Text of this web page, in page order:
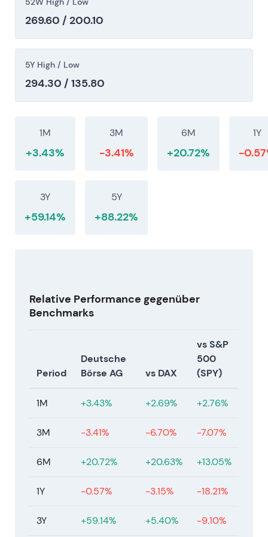
Rückkauferwartungen reduzierten die Unsicherheit
(Seitwärtsphase → leichter Aufwärtstrend).[28],
### 6. Nov 2025 - Die Europäische Kommission
und Clearing von Finanzderivaten im EWR — eine
Folge der Prüfungen vom September 2024; das
und rechtlichen Risikoaufschlags veranlasste
Investoren, die strategische M&A-Story gegen
### Jan–Feb 2026 - Am 21. Januar 2026 einigte
Übernahme von Allfunds (Gegenleistung: 8,80 € je
Allfunds-Aktie, bestehend aus 6,00 € Barzahlung +
2,60 € in Deutsche-Börse-Aktien + 0,20 €
zulässige Dividende), was Allfunds mit rund 5,3 Mrd.
am 12. März 2026 eingeholt, der Abschluss ist für
2026 vereinbarte Deutsche Börse zudem den
Mrd. €; das angekündigte Rückkaufprogramm über
umgesetzt, und am 9. Februar 2026 erfolgte eine
sein AA−-Rating zu halten.
[23],[17]- Die Schritte
269.60 / 200.10
5Y High / Low
294.30 / 135.80
1M
+3.43%
3M
-3.41%
6M
+20.72%
1Y
-
3Y
+59.14%
5Y
+88.22%
Relative Performance gegenüber
Benchmarks
Period
Deutsche
Börse AG
vs DAX
vs S&P
500
(SPY)
1M +3.43% +2.69% +2.76%
3M -3.41% -6.70% -7.07%
6M +20.72% +20.63% +13.05%
1Y -0.57% -3.15% -18.21%
3Y +59.14% +5.40% -9.10%